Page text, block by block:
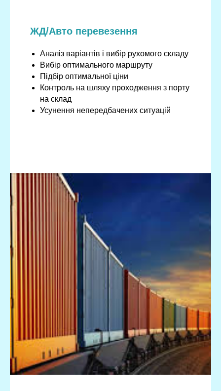
ЖД/Авто перевезення
Аналіз варіантів і вибір рухомого складу
Вибір оптимального маршруту
Підбір оптимальної ціни
Контроль на шляху проходження з порту
на склад
Усунення непередбачених ситуацій